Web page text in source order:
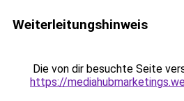
Weiterleitungshinweis
Die von dir besuchte Seite
https://